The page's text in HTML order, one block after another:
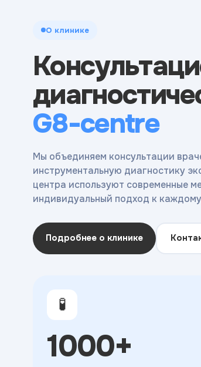
О клинике
G8-centre
Мы объединяем консультации
инструментальную диагностику
центра используют современные
индивидуальный подход к
Подробнее о клинике
🧪
1000+